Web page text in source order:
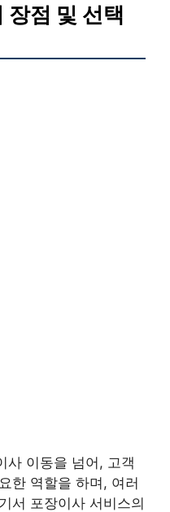
장점 및 선택
사 이동을 넘어, 고객
한 역할을 하며, 여러
서 포장이사 서비스의